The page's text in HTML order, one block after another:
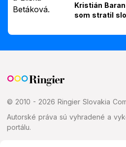
Kristián
som stratil
© 2010 - 2026 Ringier Slovakia
Autorské práva sú vyhradené a
portálu.